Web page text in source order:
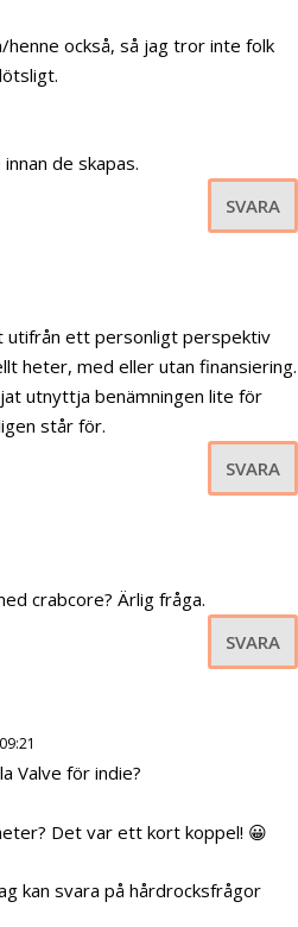
också, så jag tror inte folk
de skapas.
SVARA
utifrån ett personligt perspektiv
heter, med eller utan finansiering.
utnyttja benämningen lite för
står för.
SVARA
crabcore? Ärlig fråga.
SVARA
Valve för indie?
Det var ett kort koppel! 😀
kan svara på hårdrocksfrågor